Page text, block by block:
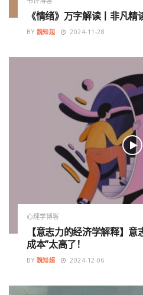
《情绪》万字解读丨非凡精
BY 魏知超 2024-11-28
心理学博客
【意志力的经济学解释】
成本”太高了！
BY 魏知超 2024-12-06